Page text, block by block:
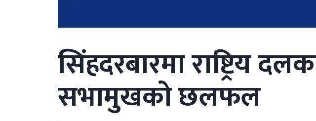
सिंहदरबारमा राष्ट्रिय
सभामुखको छलफल